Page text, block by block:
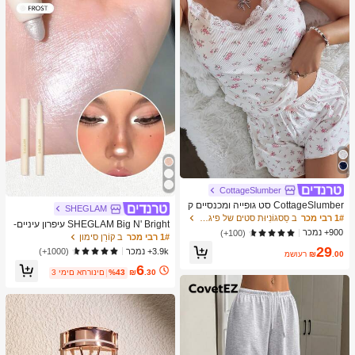
CottageSlumber
CottageSlumber סט גופייה ומכנסיים ק
צרים סרוגים עם שוליים נצנצים וקונטרס
ט תחרה
1# רבי מכר
900+ נמכר
(100+)
₪29.00 משוער
SHEGLAM
SHEGLAM Big N' Bright עיפרון עיניים-
Frost מותג יופי קוסמטיקה איפור לנשים ו
לנערות
1# רבי מכר
ב קוֹרֵן סימון
3.9k+ נמכר
(1000+)
₪6.30
%43 3 ימים אחרונים